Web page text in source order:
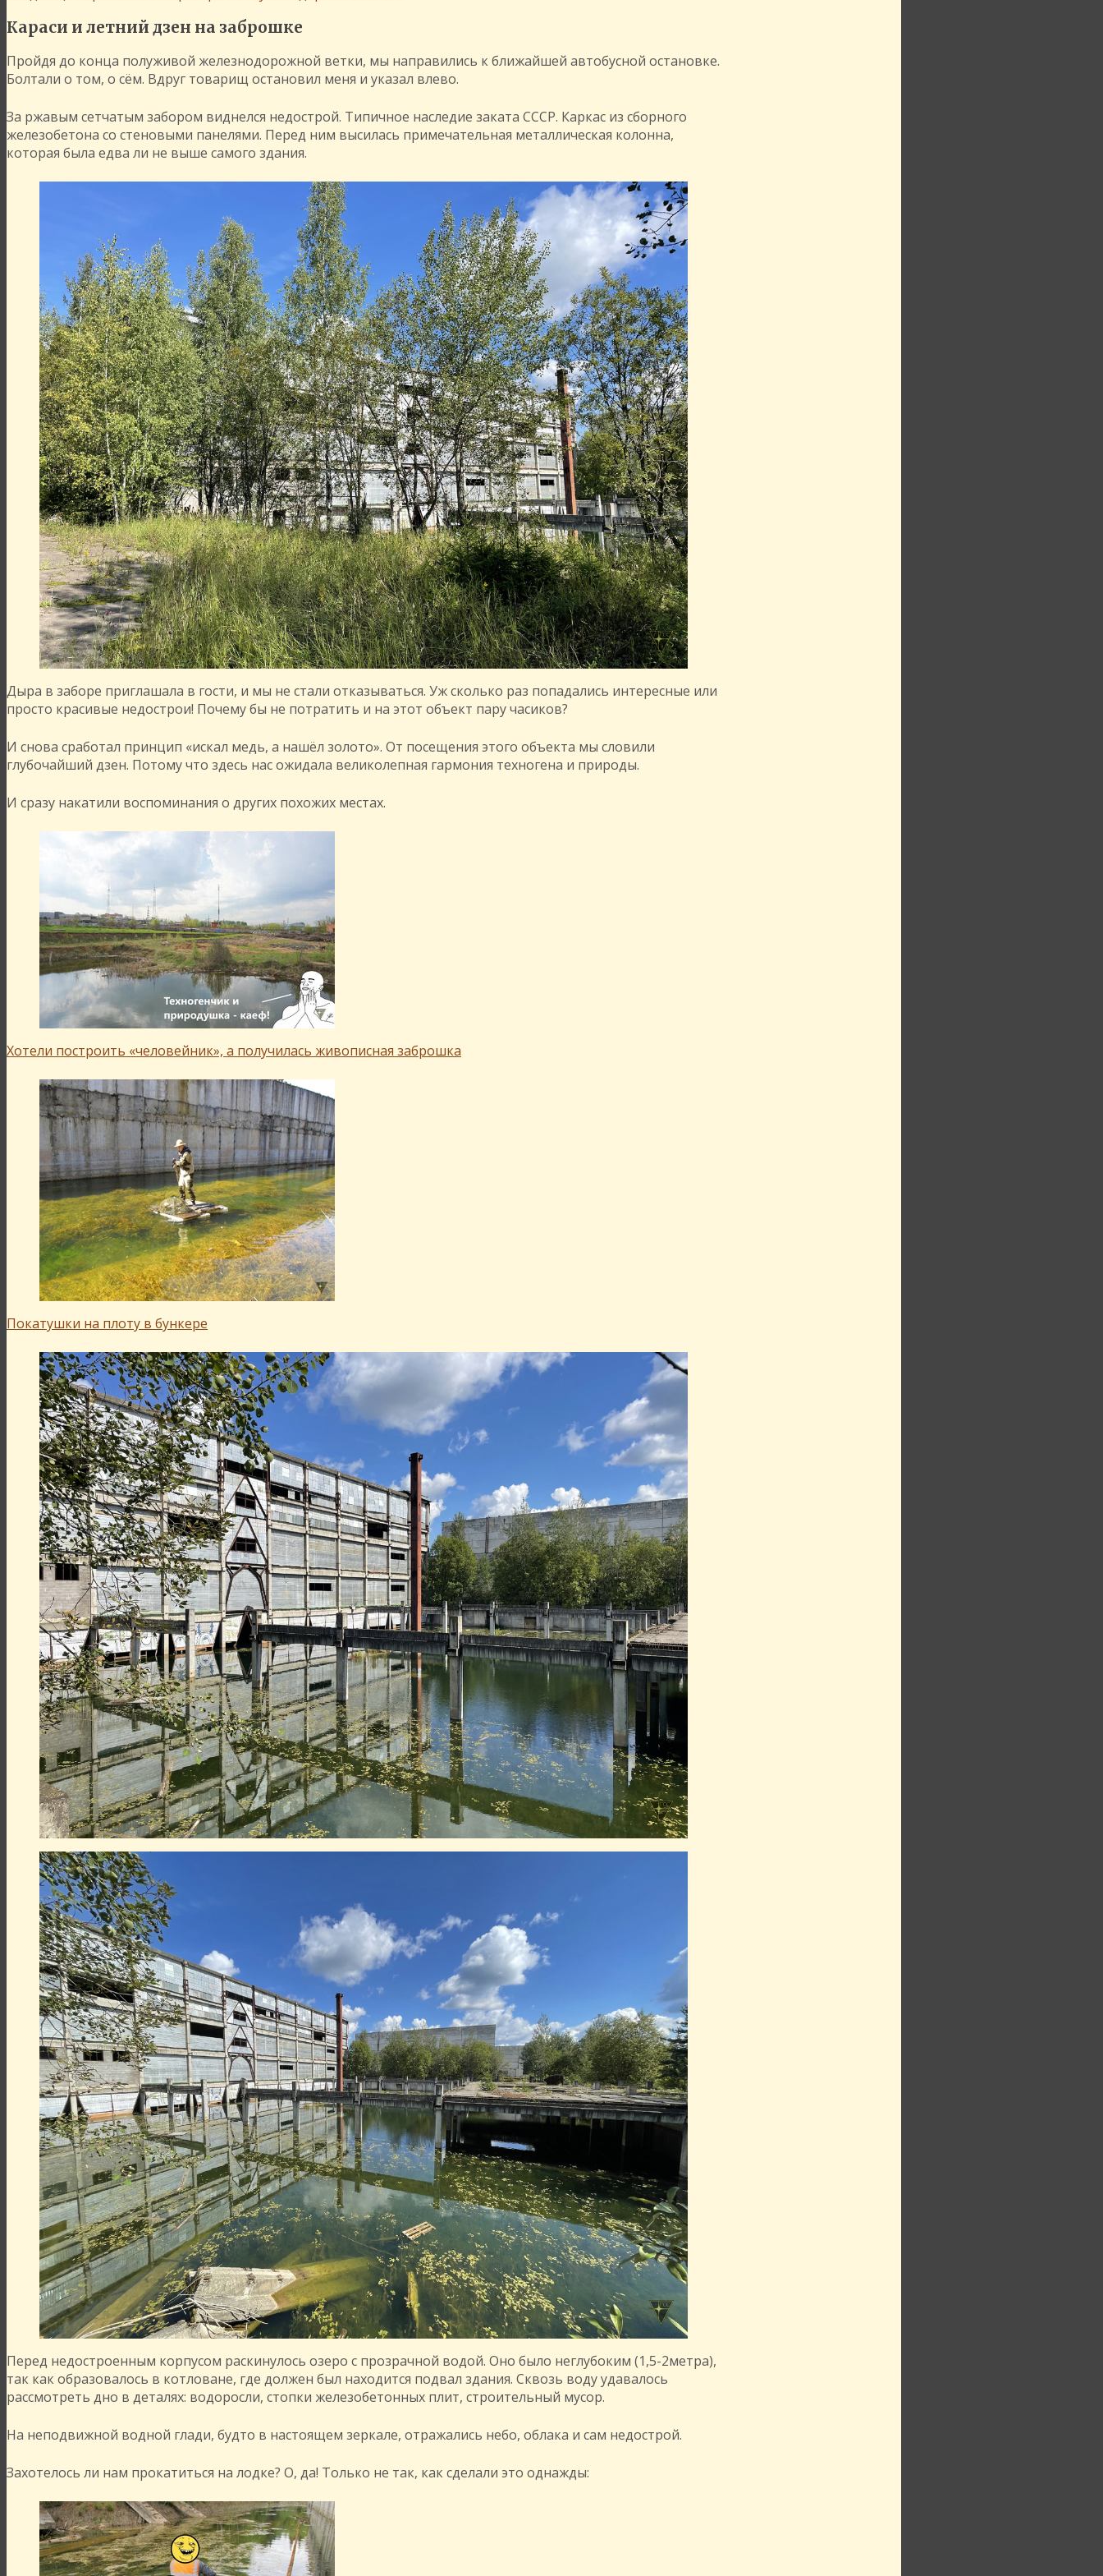
Караси и летний дзен на заброшке
Пройдя до конца полуживой железнодорожной ветки, мы направились к ближайшей автобусной остановке.
Болтали о том, о сём. Вдруг товарищ остановил меня и указал влево.
За ржавым сетчатым забором виднелся недострой. Типичное наследие заката СССР. Каркас из сборного
железобетона со стеновыми панелями. Перед ним высилась примечательная металлическая колонна,
которая была едва ли не выше самого здания.
Дыра в заборе приглашала в гости, и мы не стали отказываться. Уж сколько раз попадались интересные или
просто красивые недострои! Почему бы не потратить и на этот объект пару часиков?
И снова сработал принцип «искал медь, а нашёл золото». От посещения этого объекта мы словили
глубочайший дзен. Потому что здесь нас ожидала великолепная гармония техногена и природы.
И сразу накатили воспоминания о других похожих местах.
Хотели построить «человейник», а получилась живописная заброшка
Покатушки на плоту в бункере
Перед недостроенным корпусом раскинулось озеро с прозрачной водой. Оно было неглубоким (1,5-2метра),
так как образовалось в котловане, где должен был находится подвал здания. Сквозь воду удавалось
рассмотреть дно в деталях: водоросли, стопки железобетонных плит, строительный мусор.
На неподвижной водной глади, будто в настоящем зеркале, отражались небо, облака и сам недострой.
Захотелось ли нам прокатиться на лодке? О, да! Только не так, как сделали это однажды: